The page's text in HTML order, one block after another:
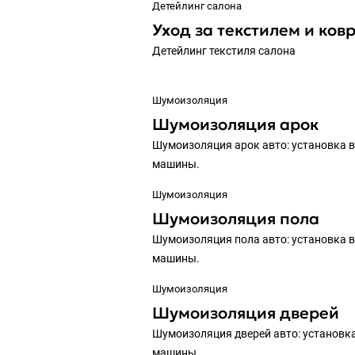
Детейлинг салона
Уход за текстилем и
Детейлинг текстиля салона
Шумоизоляция
Шумоизоляция арок
Шумоизоляция арок авто:
машины.
Шумоизоляция
Шумоизоляция пола
Шумоизоляция пола авто:
машины.
Шумоизоляция
Шумоизоляция дверей
Шумоизоляция дверей авто:
машины.